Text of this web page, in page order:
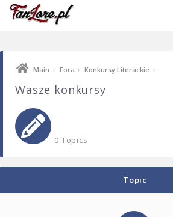
Main › Fora › Konkursy Literackie ›
Wasze konkursy
0 Topics
Topic